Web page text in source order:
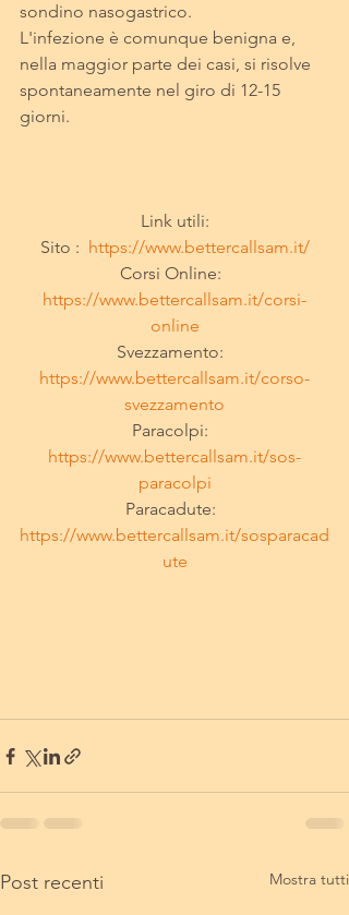
sondino nasogastrico.
L'infezione è comunque benigna e,
nella maggior parte dei casi, si risolve
spontaneamente nel giro di 12-15
giorni.
Link utili:
Sito : https://www.bettercallsam.it/
Corsi Online:
https://www.bettercallsam.it/corsi-
online
Svezzamento:
https://www.bettercallsam.it/corso-
svezzamento
Paracolpi:
https://www.bettercallsam.it/sos-
paracolpi
Paracadute:
https://www.bettercallsam.it/sosparacad
ute
Post recenti Mostra tutti